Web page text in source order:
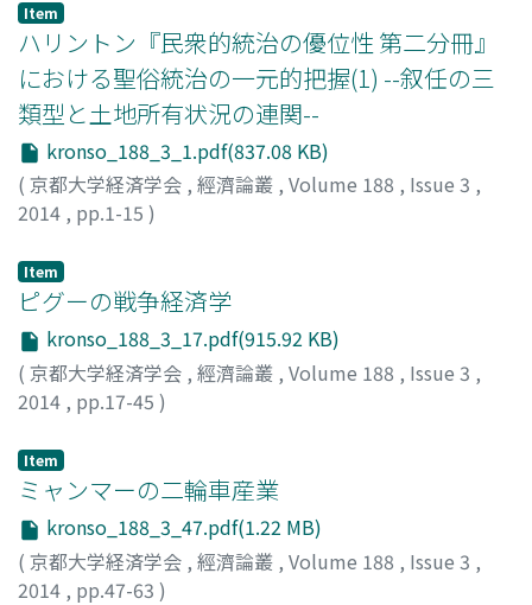
Item
ハリントン『民衆的統治の優位性 第二分冊』
における聖俗統治の一元的把握(1) --叙任の三
類型と土地所有状況の連関--
kronso_188_3_1.pdf(837.08 KB)
( 京都大学経済学会 , 經濟論叢 , Volume 188 , Issue 3 ,
2014 , pp.1-15 )
ロユキ
Item
ピグーの戦争経済学
kronso_188_3_17.pdf(915.92 KB)
( 京都大学経済学会 , 經濟論叢 , Volume 188 , Issue 3 ,
2014 , pp.17-45 )
Item
ミャンマーの二輪車産業
kronso_188_3_47.pdf(1.22 MB)
( 京都大学経済学会 , 經濟論叢 , Volume 188 , Issue 3 ,
2014 , pp.47-63 )